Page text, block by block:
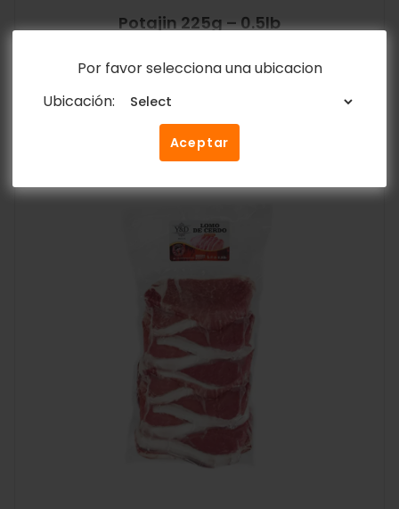
Por favor selecciona una ubicacion
Ubicación:
Aceptar
Potajin 225g – 0.5lb
Añadir al carrito